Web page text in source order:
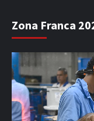
Zona Franca
Reproductor
de
vídeo